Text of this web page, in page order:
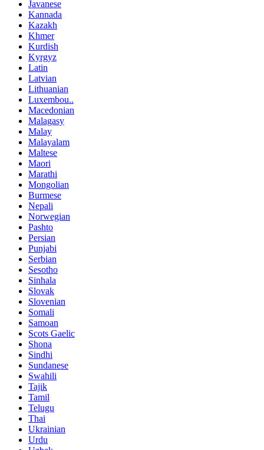
Javanese
Kannada
Kazakh
Khmer
Kurdish
Kyrgyz
Latin
Latvian
Lithuanian
Luxembou..
Macedonian
Malagasy
Malay
Malayalam
Maltese
Maori
Marathi
Mongolian
Burmese
Nepali
Norwegian
Pashto
Persian
Punjabi
Serbian
Sesotho
Sinhala
Slovak
Slovenian
Somali
Samoan
Scots Gaelic
Shona
Sindhi
Sundanese
Swahili
Tajik
Tamil
Telugu
Thai
Ukrainian
Urdu